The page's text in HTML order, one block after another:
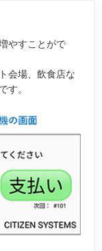
やすことがで
会場、飲食店な
す。